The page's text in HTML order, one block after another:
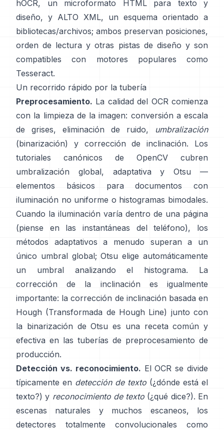
hOCR, un microformato HTML para texto y
diseño, y ALTO XML, un esquema orientado a
bibliotecas/archivos; ambos preservan posiciones,
orden de lectura y otras pistas de diseño y son
compatibles con motores populares como
Tesseract.
Un recorrido rápido por la tubería
Preprocesamiento. La calidad del OCR comienza
con la limpieza de la imagen: conversión a escala
de grises, eliminación de ruido,
umbralización
(binarización) y corrección de inclinación. Los
tutoriales canónicos de OpenCV cubren
umbralización global,
adaptativa y Otsu
—
elementos básicos para documentos con
iluminación no uniforme o histogramas bimodales.
Cuando la iluminación varía dentro de una página
(piense en las instantáneas del teléfono), los
métodos adaptativos a menudo superan a un
único umbral global; Otsu elige automáticamente
un umbral analizando el histograma. La
corrección de la inclinación es igualmente
importante: la corrección de inclinación basada en
Hough (Transformada de Hough Line) junto con
la binarización de Otsu es una receta común y
efectiva en las tuberías de preprocesamiento de
producción.
Detección vs. reconocimiento. El OCR se divide
típicamente en detección de texto (¿dónde está el
texto?) y reconocimiento de texto (¿qué dice?). En
escenas naturales y muchos escaneos, los
detectores totalmente convolucionales como